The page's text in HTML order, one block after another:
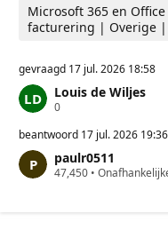
Microsoft 365 en
facturering | Overige |
gevraagd 17 jul. 2026 18:58
Louis de Wiljes
0R
p
t
a
beantwoord 17 jul. 2026 19:36
paulr0511
47,450 R•